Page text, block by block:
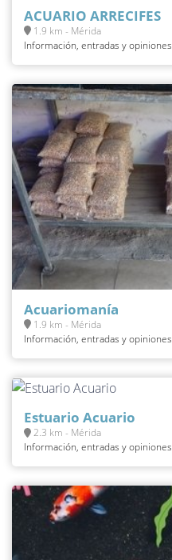
ACUARIO ARRECIFES
1.9 km - Mérida
Información, entradas y opiniones
Acuariomanía
1.9 km - Mérida
Información, entradas y opiniones
Estuario Acuario
2.3 km - Mérida
Información, entradas y opiniones